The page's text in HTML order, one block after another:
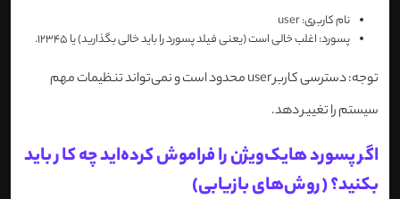
نام کاربری: user
پسورد: اغلب خالی است (یعنی فیلد پسورد را باید خالی بگذارید) یا 12345.
توجه: دسترسی کاربر user محدود است و نمی‌تواند تنظیمات مهم
سیستم را تغییر دهد.
اگر پسورد هایک‌ویژن را فراموش کرده‌اید چه کار باید
بکنید؟ (روش‌های بازیابی)